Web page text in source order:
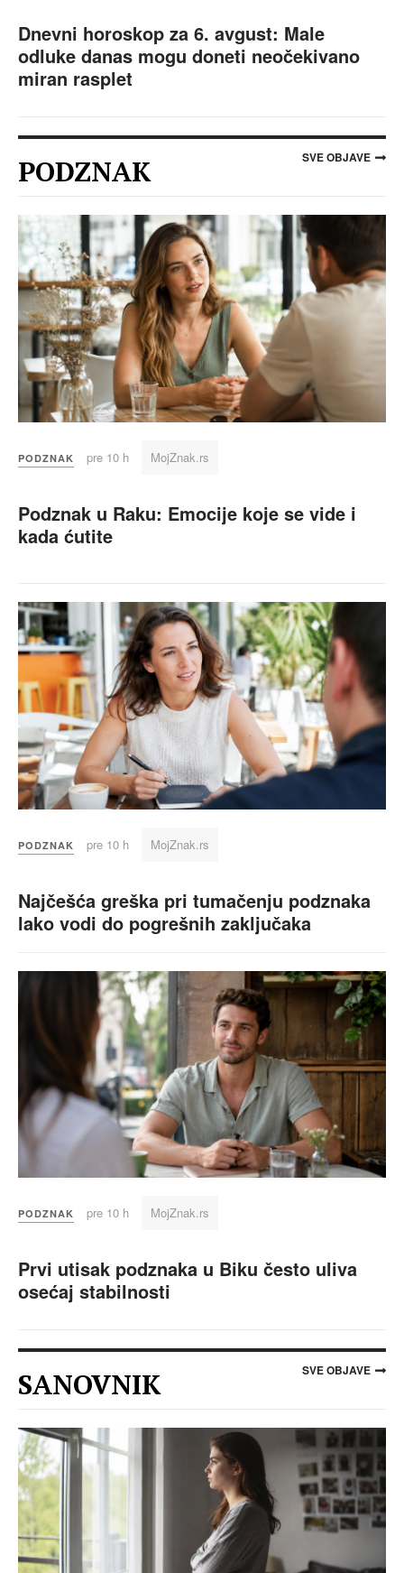
Dnevni horoskop za 6. avgust: Male
odluke danas mogu doneti neočekivano
miran rasplet
PODZNAK SVE OBJAVE
PODZNAK pre 10 h MojZnak.rs
Podznak u Raku: Emocije koje se vide i
kada ćutite
PODZNAK pre 10 h MojZnak.rs
Najčešća greška pri tumačenju podznaka
lako vodi do pogrešnih zaključaka
PODZNAK pre 10 h MojZnak.rs
Prvi utisak podznaka u Biku često uliva
osećaj stabilnosti
SANOVNIK SVE OBJAVE